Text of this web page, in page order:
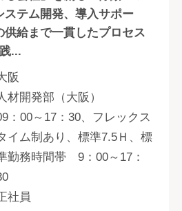
ステム開発、導入サポー
供給まで一貫したプロセス
...
阪
材開発部（大阪）
：00～17：30、フレックス
イム制あり、標準7.5Ｈ、標
勤務時間帯 9：00～17：
社員